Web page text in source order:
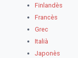
Finlandès
Francès
Grec
Italià
Japonès